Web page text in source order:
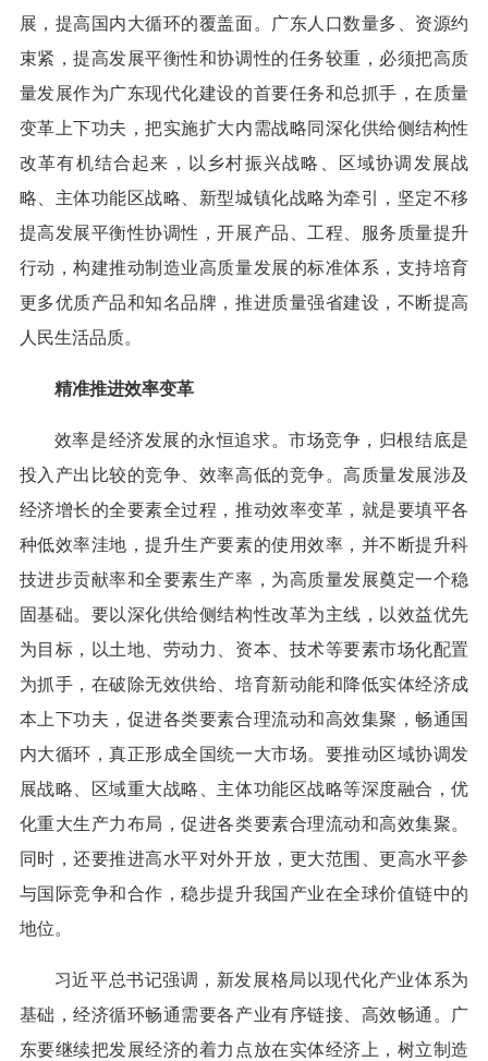
展，提高国内大循环的覆盖面。广东人口数量多、资源约
束紧，提高发展平衡性和协调性的任务较重，必须把高质
量发展作为广东现代化建设的首要任务和总抓手，在质量
变革上下功夫，把实施扩大内需战略同深化供给侧结构性
改革有机结合起来，以乡村振兴战略、区域协调发展战
略、主体功能区战略、新型城镇化战略为牵引，坚定不移
提高发展平衡性协调性，开展产品、工程、服务质量提升
行动，构建推动制造业高质量发展的标准体系，支持培育
更多优质产品和知名品牌，推进质量强省建设，不断提高
人民生活品质。
精准推进效率变革
效率是经济发展的永恒追求。市场竞争，归根结底是
投入产出比较的竞争、效率高低的竞争。高质量发展涉及
经济增长的全要素全过程，推动效率变革，就是要填平各
种低效率洼地，提升生产要素的使用效率，并不断提升科
技进步贡献率和全要素生产率，为高质量发展奠定一个稳
固基础。要以深化供给侧结构性改革为主线，以效益优先
为目标，以土地、劳动力、资本、技术等要素市场化配置
为抓手，在破除无效供给、培育新动能和降低实体经济成
本上下功夫，促进各类要素合理流动和高效集聚，畅通国
内大循环，真正形成全国统一大市场。要推动区域协调发
展战略、区域重大战略、主体功能区战略等深度融合，优
化重大生产力布局，促进各类要素合理流动和高效集聚。
同时，还要推进高水平对外开放，更大范围、更高水平参
与国际竞争和合作，稳步提升我国产业在全球价值链中的
地位。
习近平总书记强调，新发展格局以现代化产业体系为
基础，经济循环畅通需要各产业有序链接、高效畅通。广
东要继续把发展经济的着力点放在实体经济上，树立制造